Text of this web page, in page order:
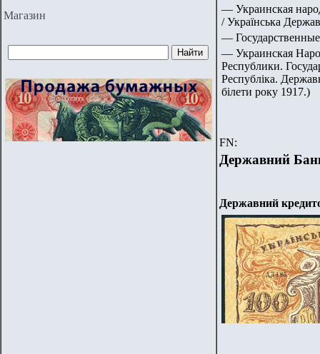
Магазин
— Украинская
/ Українська
—
— Украинская
Республики.
Республіка.
білети року 1917.)
FN:
Державний
Державний